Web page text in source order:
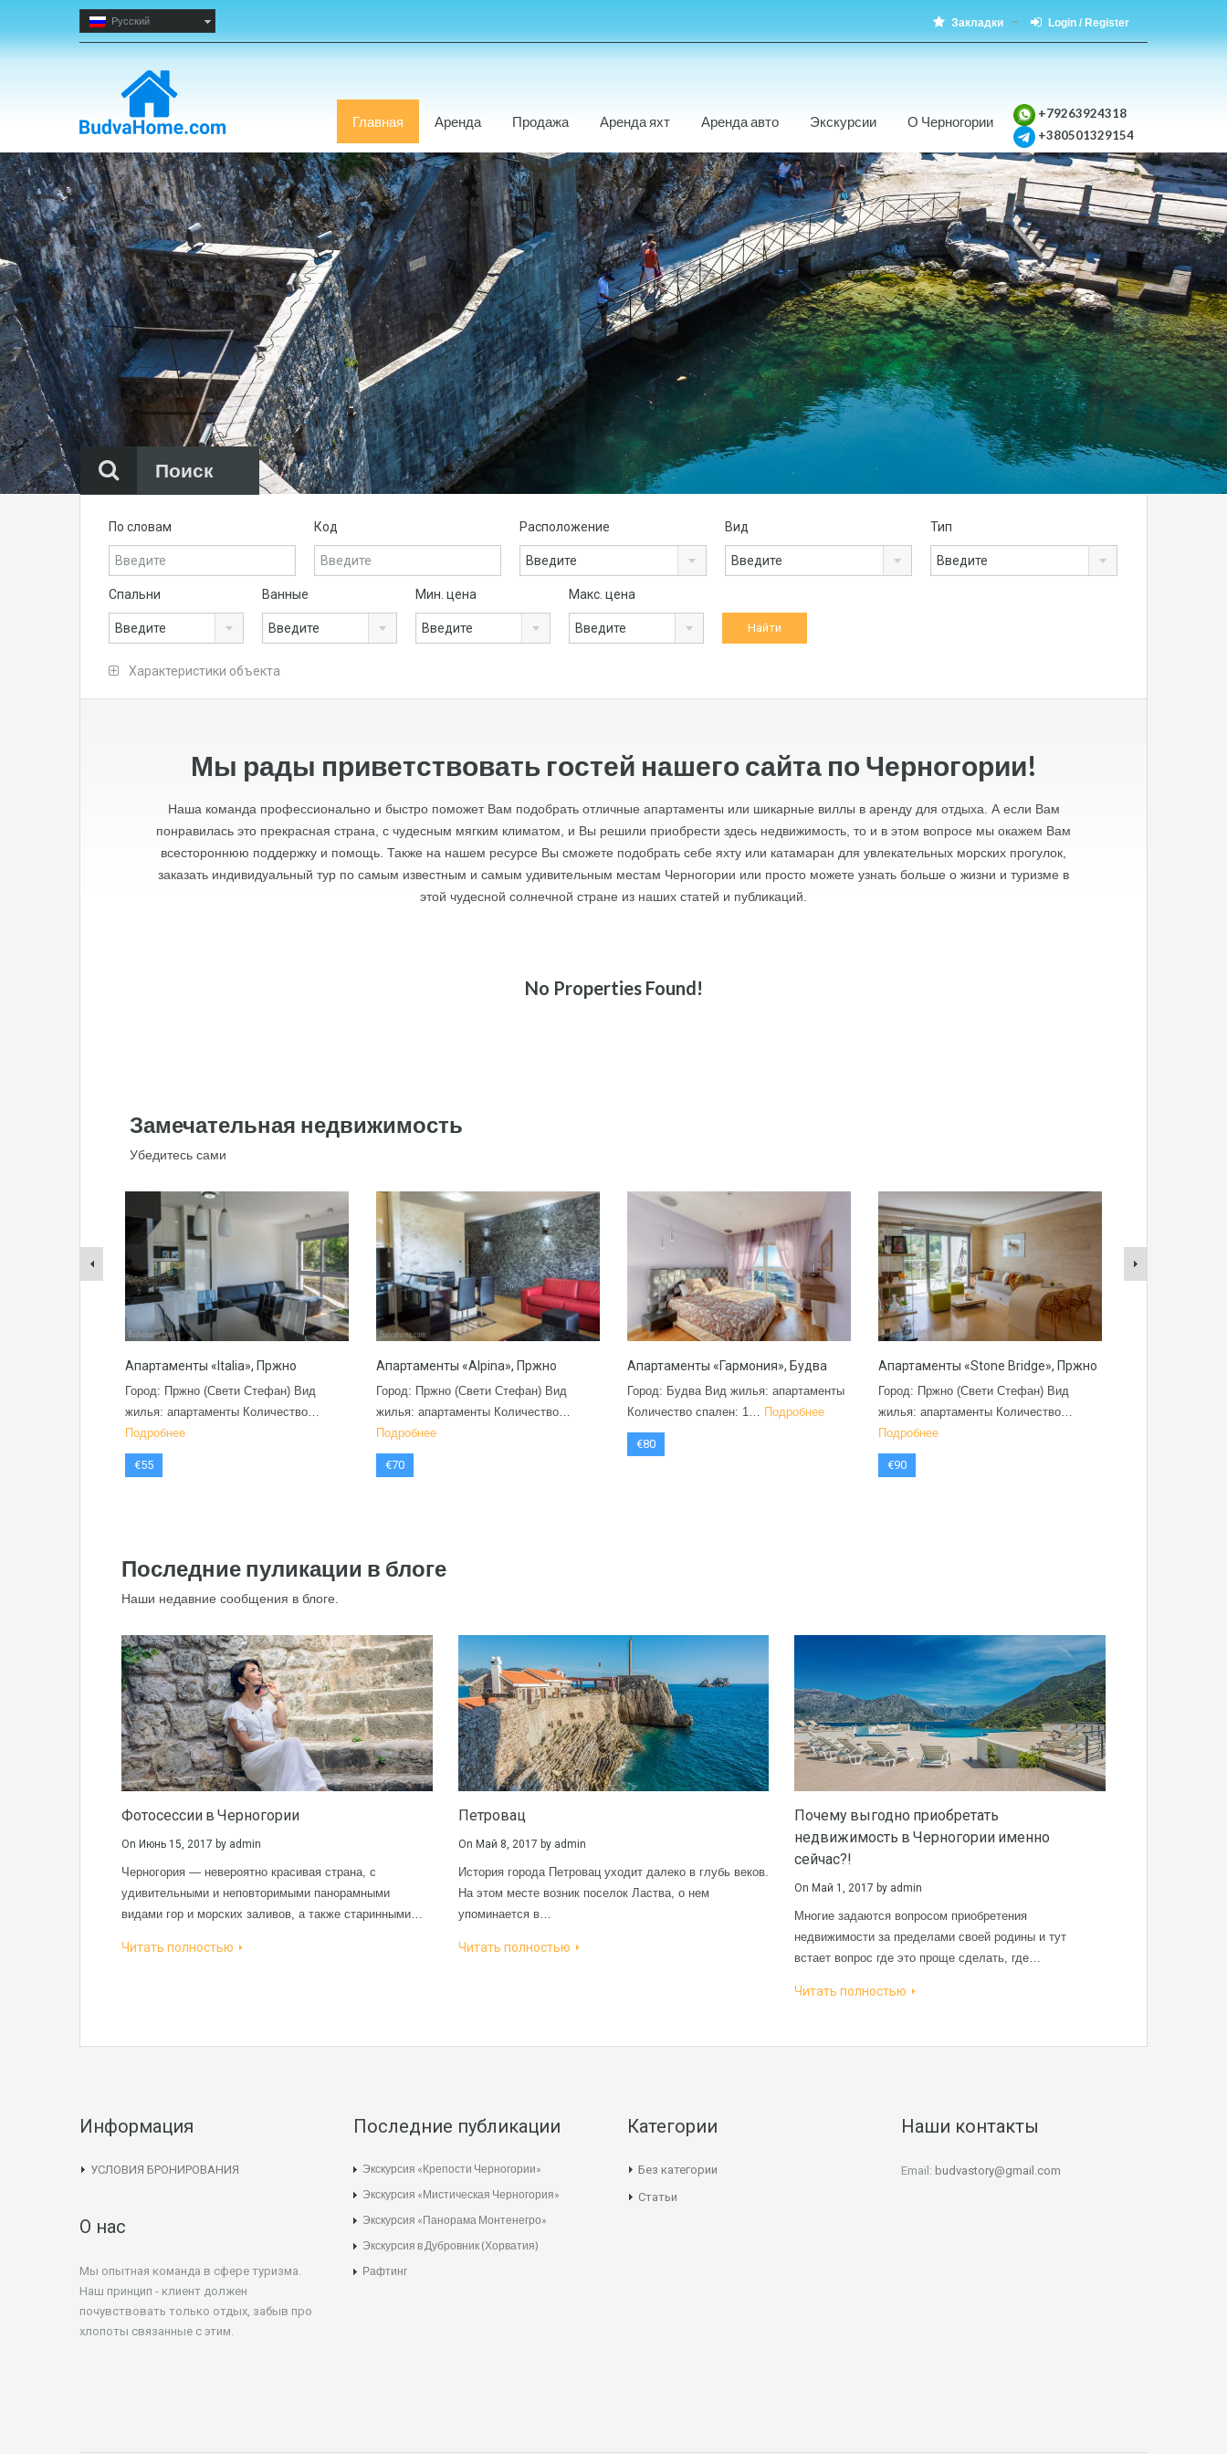
Русский Закладки Login / Register
+79263924318
+380501329154
Главная Аренда Продажа Аренда яхт Аренда авто Экскурсии О Черногории
Поиск
По словам Код Расположение
Введите
Вид
Введите
Тип
Введите
Спальни
Введите
Ванные
Введите
Мин. цена
Введите
Макс. цена
Введите
Характеристики объекта
Мы рады приветствовать гостей нашего сайта по Черногории!
Наша команда профессионально и быстро поможет Вам подобрать отличные апартаменты или шикарные виллы в аренду для отдыха. А если Вам
понравилась это прекрасная страна, с чудесным мягким климатом, и Вы решили приобрести здесь недвижимость, то и в этом вопросе мы окажем Вам
всестороннюю поддержку и помощь. Также на нашем ресурсе Вы сможете подобрать себе яхту или катамаран для увлекательных морских прогулок,
заказать индивидуальный тур по самым известным и самым удивительным местам Черногории или просто можете узнать больше о жизни и туризме в
этой чудесной солнечной стране из наших статей и публикаций.
No Properties Found!
Замечательная недвижимость
Убедитесь сами
Апартаменты «Italia», Пржно
Город: Пржно (Свети Стефан) Вид
жилья: апартаменты Количество…
Подробнее
€55
Апартаменты «Alpina», Пржно
Город: Пржно (Свети Стефан) Вид
жилья: апартаменты Количество…
Подробнее
€70
Апартаменты «Гармония», Будва
Город: Будва Вид жилья: апартаменты
Количество спален: 1… Подробнее
€80
Апартаменты «Stone Bridge», Пржно
Город: Пржно (Свети Стефан) Вид
жилья: апартаменты Количество…
Подробнее
€90
Последние пуликации в блоге
Наши недавние сообщения в блоге.
Фотосессии в Черногории
On Июнь 15, 2017 by admin
Черногория — невероятно красивая страна, с
удивительными и неповторимыми панорамными
видами гор и морских заливов, а также старинными…
Читать полностью
Петровац
On Май 8, 2017 by admin
История города Петровац уходит далеко в глубь веков.
На этом месте возник поселок Ластва, о нем
упоминается в…
Читать полностью
Почему выгодно приобретать
недвижимость в Черногории именно
сейчас?!
On Май 1, 2017 by admin
Многие задаются вопросом приобретения
недвижимости за пределами своей родины и тут
встает вопрос где это проще сделать, где…
Читать полностью
Информация
УСЛОВИЯ БРОНИРОВАНИЯ
О нас
Мы опытная команда в сфере туризма.
Наш принцип - клиент должен
почувствовать только отдых, забыв про
хлопоты связанные с этим.
Последние публикации
Экскурсия «Крепости Черногории»
Экскурсия «Мистическая Черногория»
Экскурсия «Панорама Монтенегро»
Экскурсия в Дубровник (Хорватия)
Рафтинг
Категории
Без категории
Статьи
Наши контакты
Email: budvastory@gmail.com